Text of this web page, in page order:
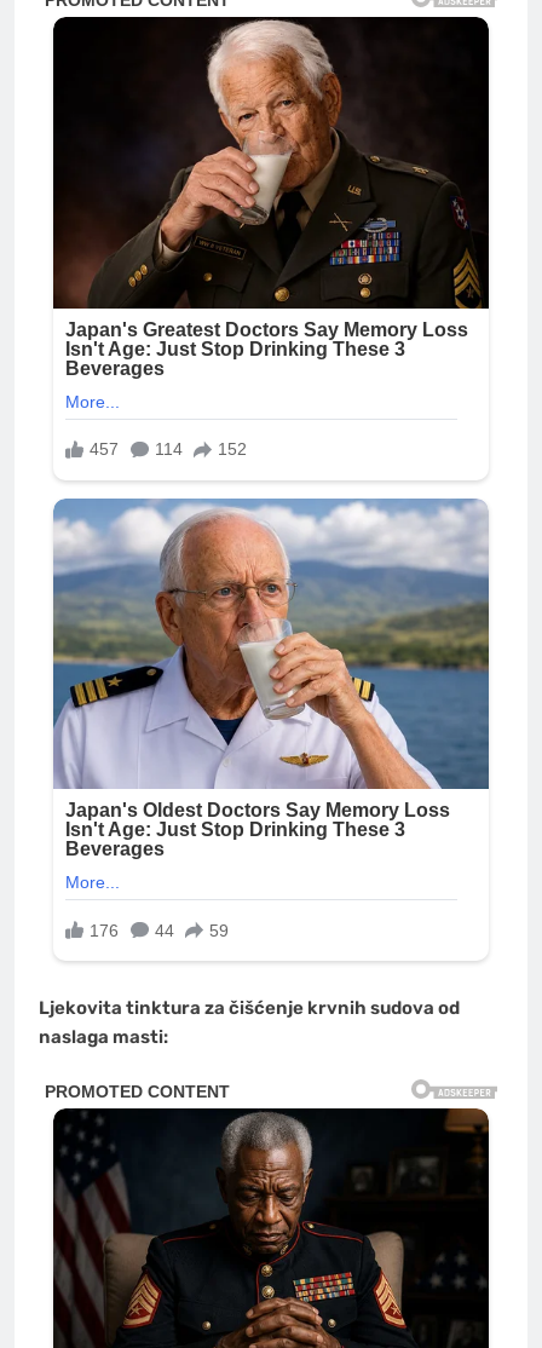
Ljekovita tinktura za čišćenje krvnih sudova od
naslaga masti: